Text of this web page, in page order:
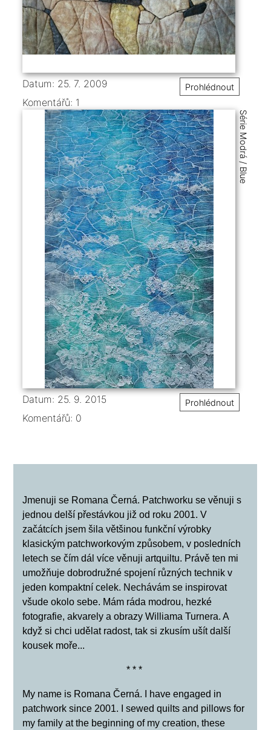
Datum: 25. 7. 2009 Prohlédnout
Komentářů: 1
Série Modrá / Blue
Datum: 25. 9. 2015 Prohlédnout
Komentářů: 0
Jmenuji se Romana Černá. Patchworku se věnuji s
jednou delší přestávkou již od roku 2001. V
začátcích jsem šila většinou funkční výrobky
klasickým patchworkovým způsobem, v posledních
letech se čím dál více věnuji artquiltu. Právě ten mi
umožňuje dobrodružné spojení různých technik v
jeden kompaktní celek. Nechávám se inspirovat
všude okolo sebe. Mám ráda modrou, hezké
fotografie, akvarely a obrazy Williama Turnera. A
když si chci udělat radost, tak si zkusím ušít další
kousek moře...
* * *
My name is Romana Černá. I have engaged in
patchwork since 2001. I sewed quilts and pillows for
my family at the beginning of my creation, these